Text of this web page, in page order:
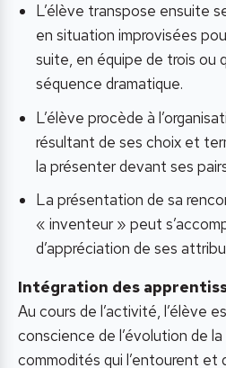
L’élève transpose ensuite
en situation improvisées
suite, en équipe de trois ou
séquence dramatique.
L’élève procède à
résultant de ses choix et
la présenter devant ses
La présentation de sa
« inventeur » peut
d’appréciation de ses
Intégration des
Au cours de l’activité, l’élève
conscience de l’évolution de
commodités qui l’entourent et